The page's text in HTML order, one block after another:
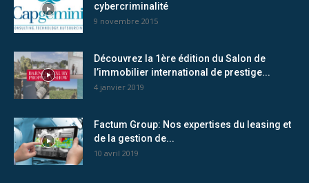
cybercriminalité
9 novembre 2015
Découvrez la 1ère édition du Salon de
l’immobilier international de prestige...
4 janvier 2019
Factum Group: Nos expertises du leasing et
de la gestion de...
10 avril 2019